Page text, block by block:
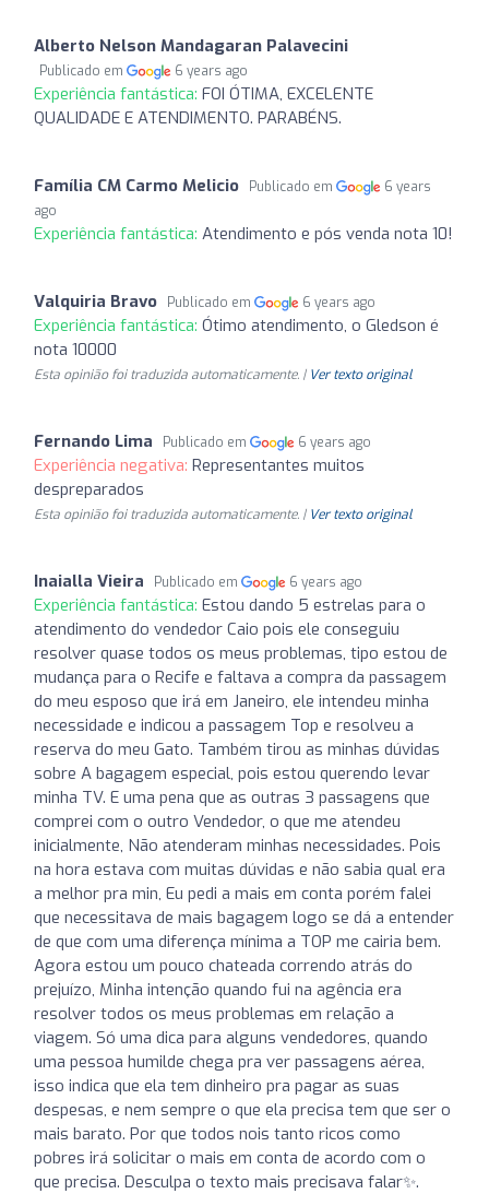
Alberto Nelson Mandagaran Palavecini
Publicado em 6 years ago
Experiência fantástica: FOI ÓTIMA, EXCELENTE
QUALIDADE E ATENDIMENTO. PARABÉNS.
Família CM Carmo Melicio Publicado em
6 years
ago
Experiência fantástica: Atendimento e pós venda nota 10!
Valquiria Bravo Publicado em 6 years ago
Experiência fantástica: Ótimo atendimento, o Gledson é
nota 10000
Esta opinião foi traduzida automaticamente. | Ver texto original
Fernando Lima Publicado em 6 years ago
Experiência negativa: Representantes muitos
despreparados
Esta opinião foi traduzida automaticamente. | Ver texto original
Inaialla Vieira Publicado em 6 years ago
Experiência fantástica: Estou dando 5 estrelas para o
atendimento do vendedor Caio pois ele conseguiu
resolver quase todos os meus problemas, tipo estou de
mudança para o Recife e faltava a compra da passagem
do meu esposo que irá em Janeiro, ele intendeu minha
necessidade e indicou a passagem Top e resolveu a
reserva do meu Gato. Também tirou as minhas dúvidas
sobre A bagagem especial, pois estou querendo levar
minha TV. E uma pena que as outras 3 passagens que
comprei com o outro Vendedor, o que me atendeu
inicialmente, Não atenderam minhas necessidades. Pois
na hora estava com muitas dúvidas e não sabia qual era
a melhor pra min, Eu pedi a mais em conta porém falei
que necessitava de mais bagagem logo se dá a entender
de que com uma diferença mínima a TOP me cairia bem.
Agora estou um pouco chateada correndo atrás do
prejuízo, Minha intenção quando fui na agência era
resolver todos os meus problemas em relação a
viagem. Só uma dica para alguns vendedores, quando
uma pessoa humilde chega pra ver passagens aérea,
isso indica que ela tem dinheiro pra pagar as suas
despesas, e nem sempre o que ela precisa tem que ser o
mais barato. Por que todos nois tanto ricos como
pobres irá solicitar o mais em conta de acordo com o
que precisa. Desculpa o texto mais precisava falar✨.